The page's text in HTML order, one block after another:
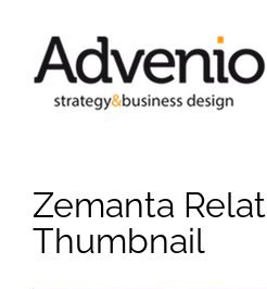
contenido
Zemanta
Thumbnail